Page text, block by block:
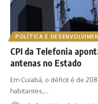
POLÍTICA E
CPI da Telefonia
antenas no Estado
Em Cuiabá, o déficit é de
habitantes,…